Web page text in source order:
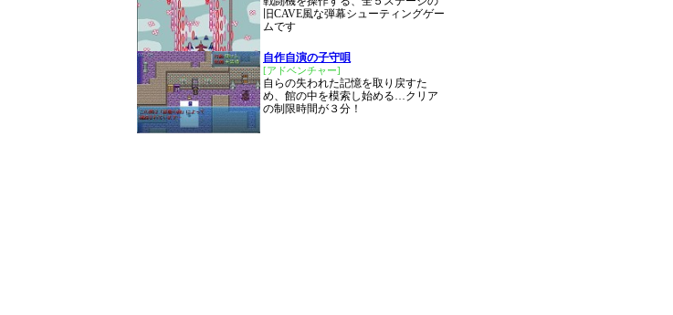
旧CAVE風な弾幕シューティングゲー
ムです
自作自演の子守唄
[アドベンチャー]
自らの失われた記憶を取り戻すた
め、館の中を模索し始める…クリア
の制限時間が３分！